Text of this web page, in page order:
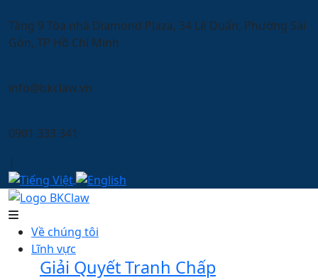
Tầng 9 Tòa nhà Diamond Plaza, 34 Lê Duẩn, Phường Sài
Gòn, TP Hồ Chí Minh
info@bkclaw.vn
0901 333 341
|
Về chúng tôi
Lĩnh vực
Giải Quyết Tranh Chấp